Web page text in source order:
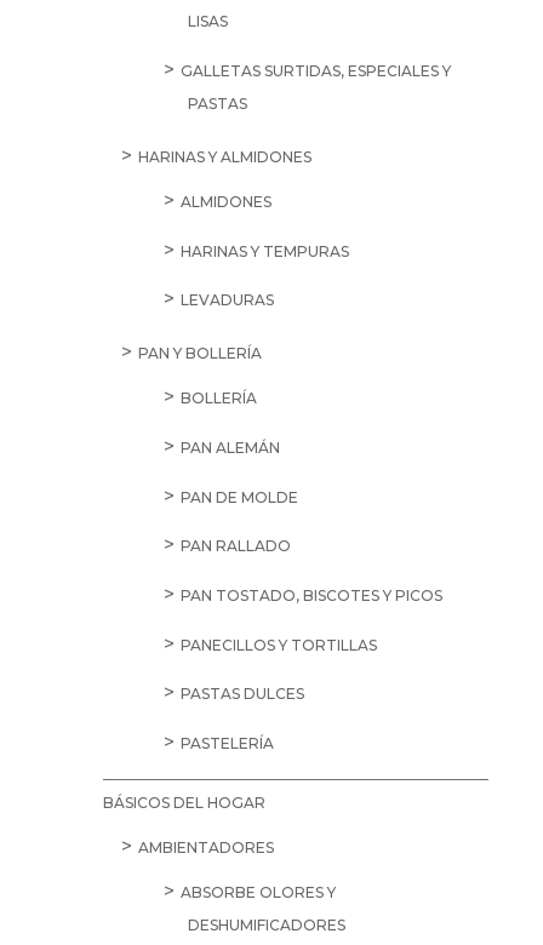
LISAS
GALLETAS SURTIDAS, ESPECIALES Y
PASTAS
HARINAS Y ALMIDONES
ALMIDONES
HARINAS Y TEMPURAS
LEVADURAS
PAN Y BOLLERÍA
BOLLERÍA
PAN ALEMÁN
PAN DE MOLDE
PAN RALLADO
PAN TOSTADO, BISCOTES Y PICOS
PANECILLOS Y TORTILLAS
PASTAS DULCES
PASTELERÍA
BÁSICOS DEL HOGAR
AMBIENTADORES
ABSORBE OLORES Y
DESHUMIFICADORES